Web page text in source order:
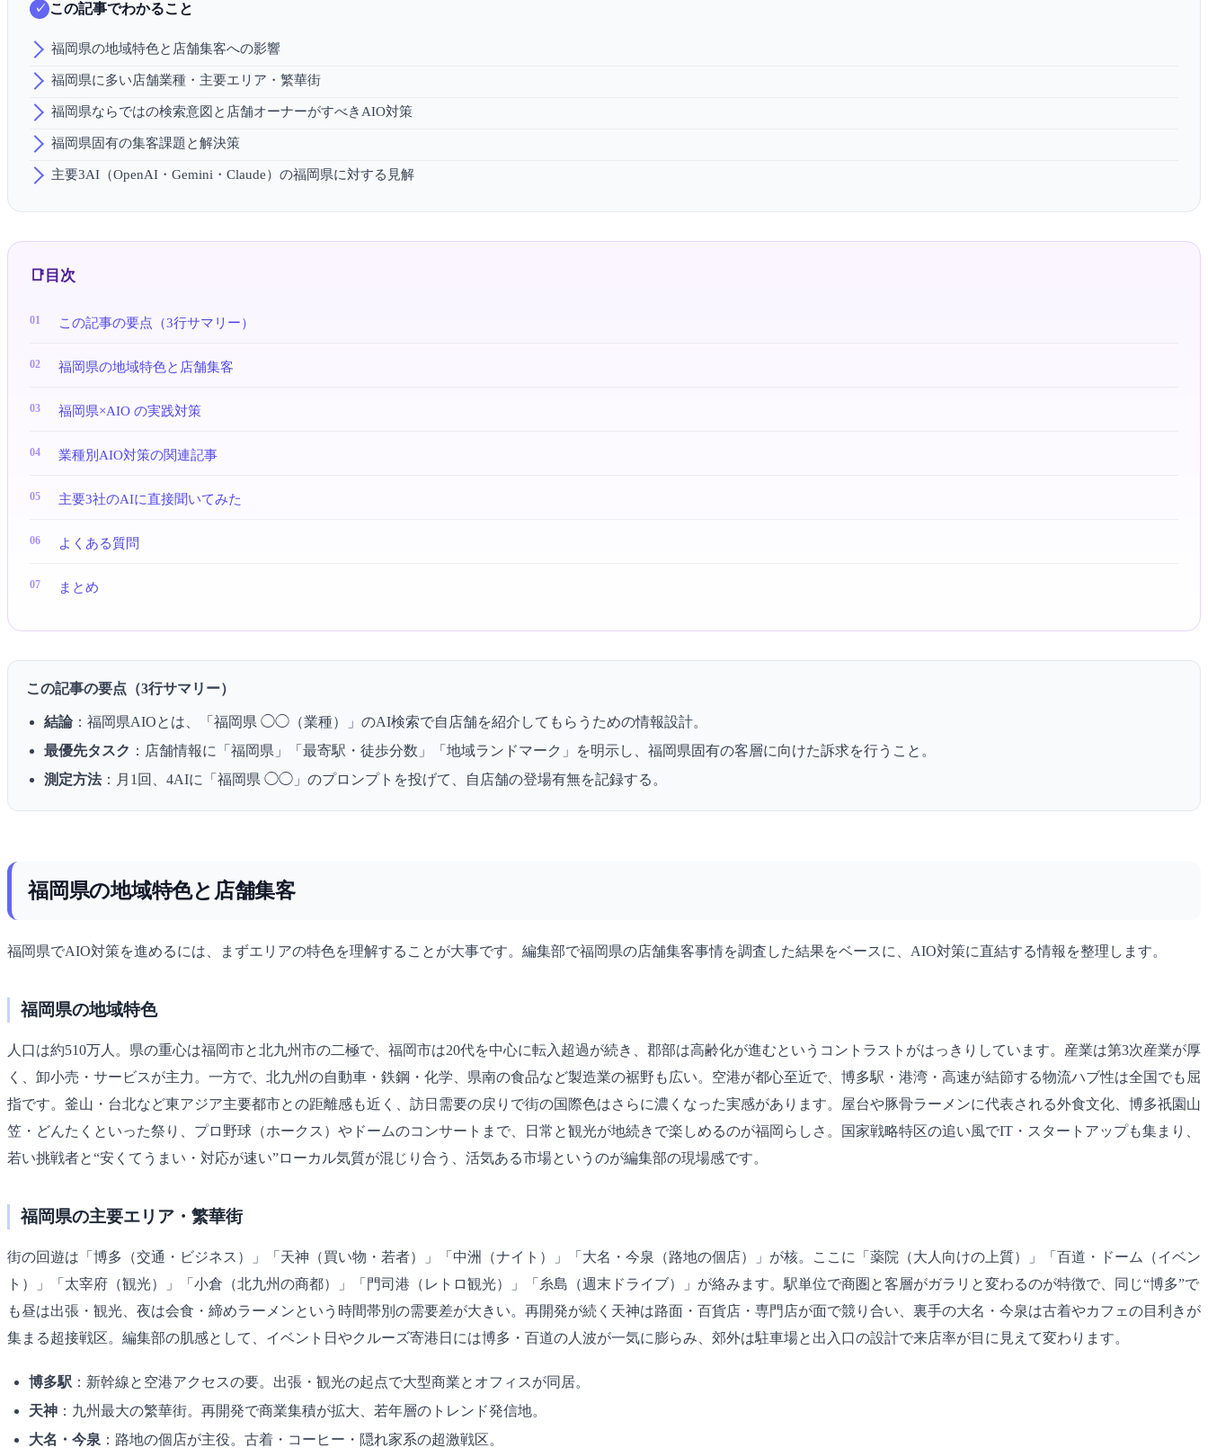
この記事でわかること
福岡県の地域特色と店舗集客への影響
福岡県に多い店舗業種・主要エリア・繁華街
福岡県ならではの検索意図と店舗オーナーがすべきAIO対策
福岡県固有の集客課題と解決策
主要3AI（OpenAI・Gemini・Claude）の福岡県に対する見解
目次
この記事の要点（3行サマリー）
福岡県の地域特色と店舗集客
福岡県×AIO の実践対策
業種別AIO対策の関連記事
主要3社のAIに直接聞いてみた
よくある質問
まとめ
この記事の要点（3行サマリー）
結論：福岡県AIOとは、「福岡県 ◯◯（業種）」のAI検索で自店舗を紹介してもらうための情報設計。
最優先タスク ：店舗情報に「福岡県」「最寄駅・徒歩分数」「地域ランドマーク」を明示し、福岡県固有の客層に向けた訴求を行うこと。
測定方法：月1回、4AIに「福岡県 ◯◯」のプロンプトを投げて、自店舗の登場有無を記録する。
福岡県の地域特色と店舗集客
福岡県でAIO対策を進めるには、まずエリアの特色を理解することが大事です。編集部で福岡県の店舗集客事情を調査した結果をベースに、AIO対策に直結する情報を整理します。
福岡県の地域特色
人口は約510万人。県の重心は福岡市と北九州市の二極で、福岡市は20代を中心に転入超過が続き、郡部は高齢化が進むというコントラストがはっきりしています。産業は第3次産業が厚
く、卸小売・サービスが主力。一方で、北九州の自動車・鉄鋼・化学、県南の食品など製造業の裾野も広い。空港が都心至近で、博多駅・港湾・高速が結節する物流ハブ性は全国でも屈
指です。釜山・台北など東アジア主要都市との距離感も近く、訪日需要の戻りで街の国際色はさらに濃くなった実感があります。屋台や豚骨ラーメンに代表される外食文化、博多祇園山
笠・どんたくといった祭り、プロ野球（ホークス）やドームのコンサートまで、日常と観光が地続きで楽しめるのが福岡らしさ。国家戦略特区の追い風でIT・スタートアップも集まり、
若い挑戦者と“安くてうまい・対応が速い”ローカル気質が混じり合う、活気ある市場というのが編集部の現場感です。
福岡県の主要エリア・繁華街
街の回遊は「博多（交通・ビジネス）」「天神（買い物・若者）」「中洲（ナイト）」「大名・今泉（路地の個店）」が核。ここに「薬院（大人向けの上質）」「百道・ドーム（イベン
ト）」「太宰府（観光）」「小倉（北九州の商都）」「門司港（レトロ観光）」「糸島（週末ドライブ）」が絡みます。駅単位で商圏と客層がガラリと変わるのが特徴で、同じ“博多”で
も昼は出張・観光、夜は会食・締めラーメンという時間帯別の需要差が大きい。再開発が続く天神は路面・百貨店・専門店が面で競り合い、裏手の大名・今泉は古着やカフェの目利きが
集まる超接戦区。編集部の肌感として、イベント日やクルーズ寄港日には博多・百道の人波が一気に膨らみ、郊外は駐車場と出入口の設計で来店率が目に見えて変わります。
博多駅 ：新幹線と空港アクセスの要。出張・観光の起点で大型商業とオフィスが同居。
天神 ：九州最大の繁華街。再開発で商業集積が拡大、若年層のトレンド発信地。
大名・今泉 ：路地の個店が主役。古着・コーヒー・隠れ家系の超激戦区。